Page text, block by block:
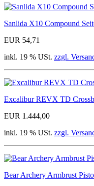
Sanlida X10 Compound
EUR 54,71
inkl. 19 % USt. zzgl.
Excalibur REVX TD
EUR 1.444,00
inkl. 19 % USt. zzgl.
Bear Archery Armbrust